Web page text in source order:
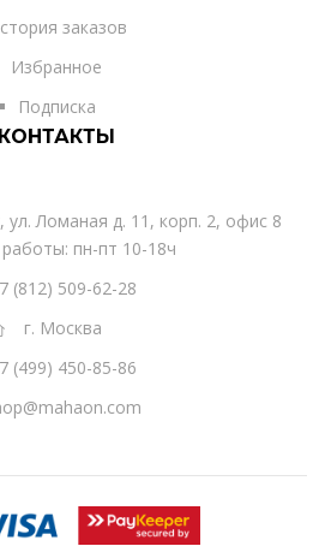
заказов
Избранное
Подписка
КОНТАКТЫ
ул. Ломаная д. 11, корп. 2, офис 8
пн-пт 10-18ч
(812) 509-62-28
г. Москва
(499) 450-85-86